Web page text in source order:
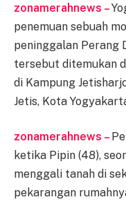
zonamerahnews –
penemuan sebuah
peninggalan Perang
tersebut ditemukan
di Kampung
Jetis, Kota
zonamerahnews –
ketika Pipin (48),
menggali tanah di
pekarangan